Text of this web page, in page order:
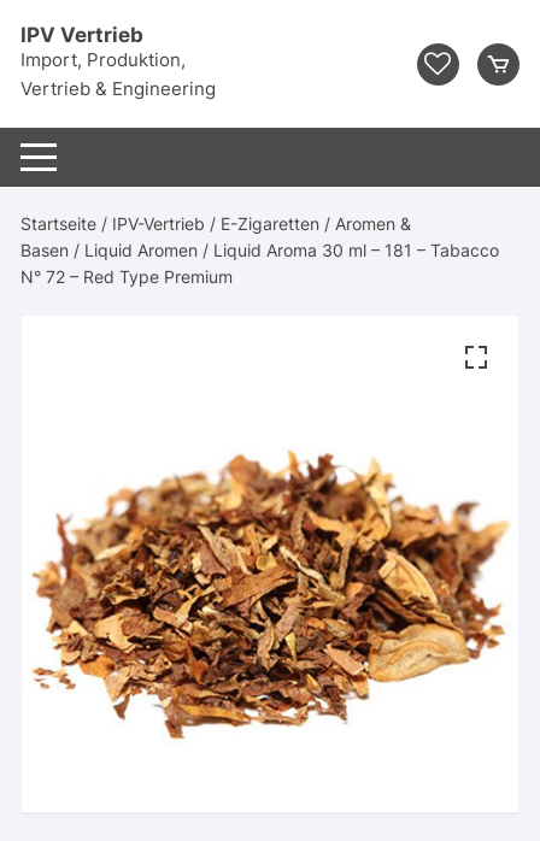
Inhalt
springen
IPV Vertrieb
Import, Produktion,
Vertrieb & Engineering
Startseite / IPV-Vertrieb / E-Zigaretten / Aromen &
Basen / Liquid Aromen / Liquid Aroma 30 ml – 181 – Tabacco
N° 72 – Red Type Premium